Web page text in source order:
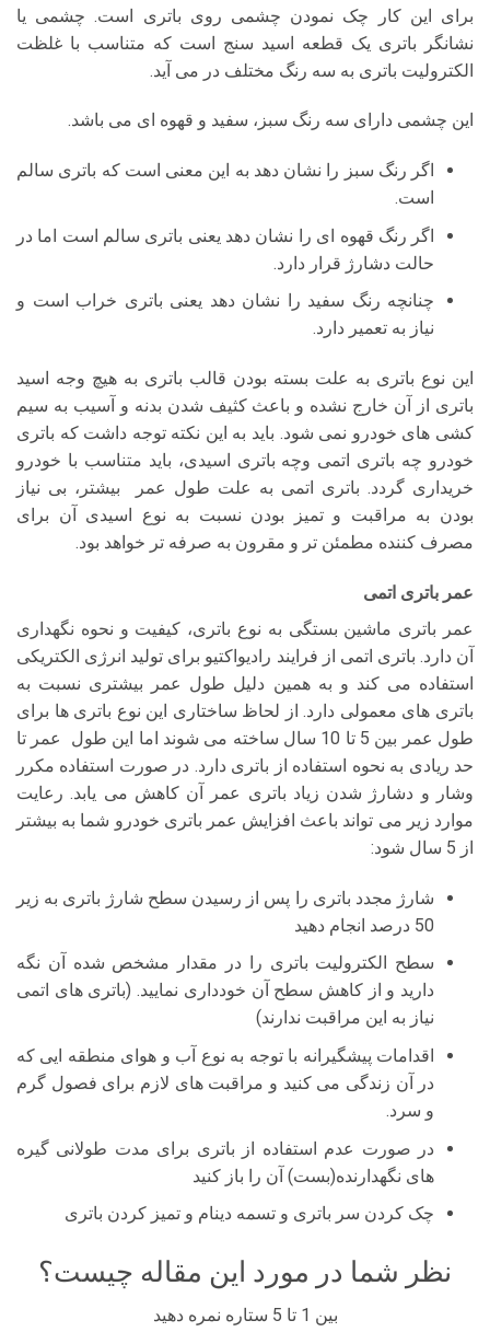
برای این کار چک نمودن چشمی روی باتری است. چشمی یا
نشانگر باتری یک قطعه اسید سنج است که متناسب با غلظت
الکترولیت باتری به سه رنگ مختلف در می آید.
این چشمی دارای سه رنگ سبز، سفید و قهوه ای می باشد.
اگر رنگ سبز را نشان دهد به این معنی است که باتری سالم
است.
اگر رنگ قهوه ای را نشان دهد یعنی باتری سالم است اما در
حالت دشارژ قرار دارد.
چنانچه رنگ سفید را نشان دهد یعنی باتری خراب است و
نیاز به تعمیر دارد.
این نوع باتری به علت بسته بودن قالب باتری به هیچ وجه اسید
باتری از آن خارج نشده و باعث کثیف شدن بدنه و آسیب به سیم
کشی های خودرو نمی شود. باید به این نکته توجه داشت که باتری
خودرو چه باتری اتمی وچه باتری اسیدی، باید متناسب با خودرو
خریداری گردد. باتری اتمی به علت طول عمر بیشتر، بی نیاز
بودن به مراقبت و تمیز بودن نسبت به نوع اسیدی آن برای
مصرف کننده مطمئن تر و مقرون به صرفه تر خواهد بود.
عمر باتری اتمی
عمر باتری ماشین بستگی به نوع باتری، کیفیت و نحوه نگهداری
آن دارد. باتری اتمی از فرایند رادیواکتیو برای تولید انرژی الکتریکی
استفاده می کند و به همین دلیل طول عمر بیشتری نسبت به
باتری های معمولی دارد. از لحاظ ساختاری این نوع باتری ها برای
طول عمر بین 5 تا 10 سال ساخته می شوند اما این طول عمر تا
حد ریادی به نحوه استفاده از باتری دارد. در صورت استفاده مکرر
وشار و دشارژ شدن زیاد باتری عمر آن کاهش می یابد. رعایت
موارد زیر می تواند باعث افزایش عمر باتری خودرو شما به بیشتر
از 5 سال شود:
شارژ مجدد باتری را پس از رسیدن سطح شارژ باتری به زیر
50 درصد انجام دهید
سطح الکترولیت باتری را در مقدار مشخص شده آن نگه
دارید و از کاهش سطح آن خودداری نمایید. (باتری های اتمی
نیاز به این مراقبت ندارند)
اقدامات پیشگیرانه با توجه به نوع آب و هوای منطقه ایی که
در آن زندگی می کنید و مراقبت های لازم برای فصول گرم
و سرد.
در صورت عدم استفاده از باتری برای مدت طولانی گیره
های نگهدارنده(بست) آن را باز کنید
چک کردن سر باتری و تسمه دینام و تمیز کردن باتری
نظر شما در مورد این مقاله چیست؟
بین 1 تا 5 ستاره نمره دهید